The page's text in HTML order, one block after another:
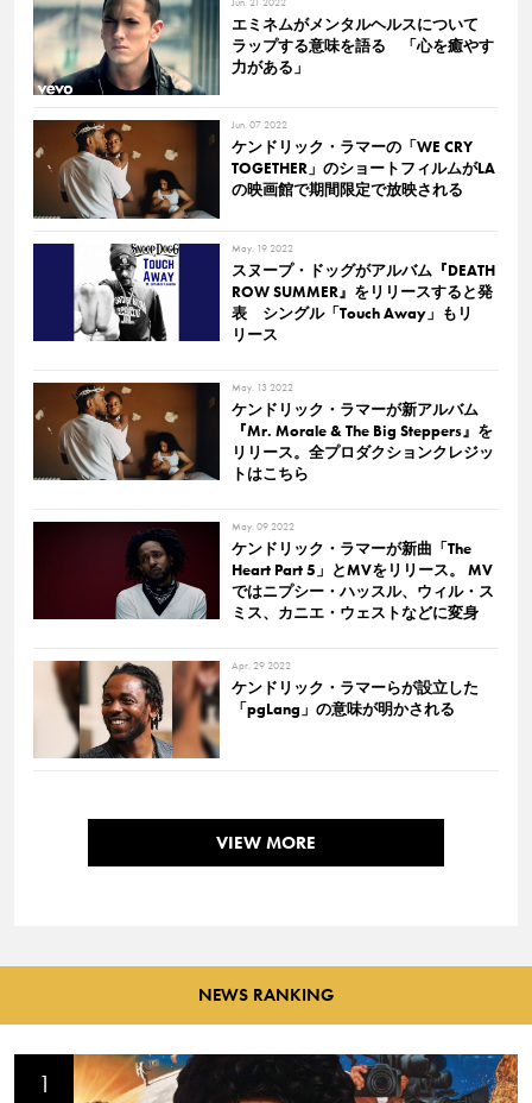
エミネムがメンタルヘルスについて
ラップする意味を語る 「心を癒やす
力がある」
Jun. 07 2022
ケンドリック・ラマーの「WE CRY
TOGETHER」のショートフィルムがLA
の映画館で期間限定で放映される
May. 19 2022
スヌープ・ドッグがアルバム『DEATH
ROW SUMMER』をリリースすると発
表 シングル「Touch Away」もリ
リース
May. 13 2022
ケンドリック・ラマーが新アルバム
『Mr. Morale & The Big Steppers』を
リリース。全プロダクションクレジッ
トはこちら
May. 09 2022
ケンドリック・ラマーが新曲「The
Heart Part 5」とMVをリリース。 MV
ではニプシー・ハッスル、ウィル・ス
ミス、カニエ・ウェストなどに変身
Apr. 29 2022
ケンドリック・ラマーらが設立した
「pgLang」の意味が明かされる
VIEW MORE
NEWS RANKING